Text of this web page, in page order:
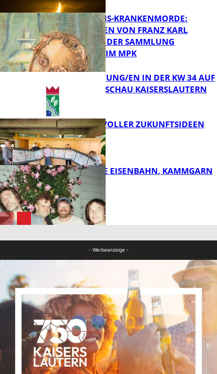
Bildung
OPFER DER NS-KRANKENMORDE:
ZEICHNUNGEN VON FRANZ KARL
BÜHLER AUS DER SAMMLUNG
PRINZHORN IM MPK
FB Kultur
VERANSTALTUNG/EN IN DER KW 34 AUF
DER GARTENSCHAU KAISERSLAUTERN
FB Kultur
FILMROLLE VOLLER ZUKUNFTSIDEEN
DIE HÖCHSTE EISENBAHN, KAMMGARN
- Werbeanzeige -